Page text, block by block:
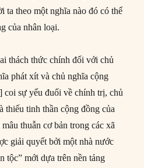
ta theo một nghĩa nào đó có thể
của nhân loại.
thách thức chính đối với chủ
phát xít và chủ nghĩa cộng
coi sự yếu đuối về chính trị, chủ
thiếu tinh thần cộng đồng của
thuẫn cơ bản trong các xã
giải quyết bởi một nhà nước
tộc” mới dựa trên nền tảng